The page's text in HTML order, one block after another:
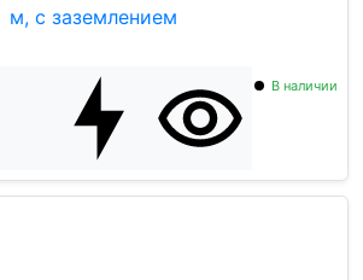
В наличии